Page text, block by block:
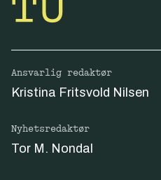
Ansvarlig redaktør
Kristina Fritsvold Nilsen
Nyhetsredaktør
Tor M. Nondal